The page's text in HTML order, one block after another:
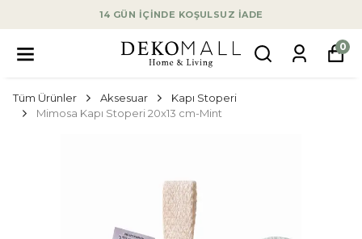
14 GÜN İÇİNDE KOŞULSUZ İADE
0
Tüm Ürünler Aksesuar
Kapı Stoperi
Mimosa Kapı Stoperi 20x13 cm-Mint